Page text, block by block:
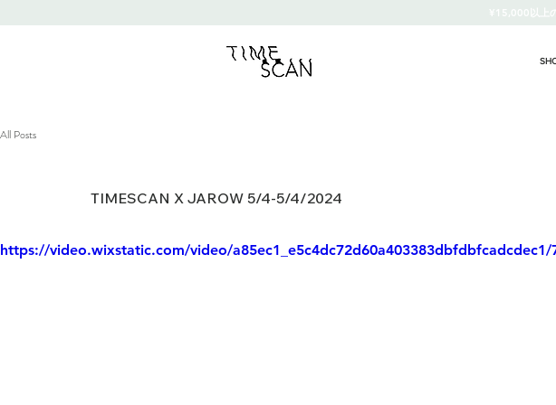
¥15,000以上
All Posts
TIMESCAN X JAROW 5/4-5/4/2024
https://video.wixstatic.com/video/